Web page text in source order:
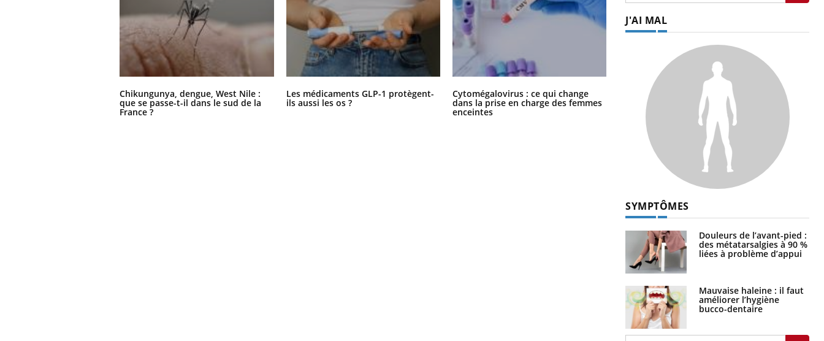
Chikungunya, dengue, West Nile :
que se passe-t-il dans le sud de la
France ?
Les médicaments GLP-1 protègent-
ils aussi les os ?
Cytomégalovirus : ce qui change
dans la prise en charge des femmes
enceintes
La sieste empêche-t-elle de dormir
la nuit ?
J'AI MAL
SYMPTÔMES
Douleurs de l’avant-pied :
des métatarsalgies à 90 %
liées à problème d’appui
Mauvaise haleine : il faut
améliorer l’hygiène
bucco-dentaire